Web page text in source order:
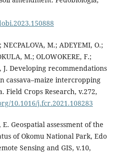
NECPALOVA, M.; ADEYEMI, O.;
M.; OLOWOKERE, F.;
J. Developing recommendations
cassava–maize intercropping
Field Crops Research, v.272,
10.1016/j.fcr.2021.108283
E. Geospatial assessment of the
of Okomu National Park, Edo
Sensing and GIS, v.10,